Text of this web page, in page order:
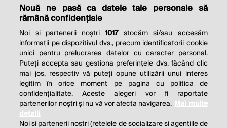
Nouă ne pasă ca datele tale personale să
rămână confidențiale
Noi și partenerii noștri1017 stocăm și/sau accesăm
informații pe dispozitivul dvs., precum identificatorii cookie
unici pentru prelucrarea datelor cu caracter personal.
Puteți accepta sau gestiona preferințele dvs. făcând clic
mai jos, respectiv vă puteți opune utilizării unui interes
legitim în orice moment pe pagina cu politica de
confidențialitate. Aceste alegeri vor fi raportate
partenerilor noștri și nu vă vor afecta navigarea. Mai multe
detalii
Noi si partenerii nostri (retelele de socializare si agentiile de